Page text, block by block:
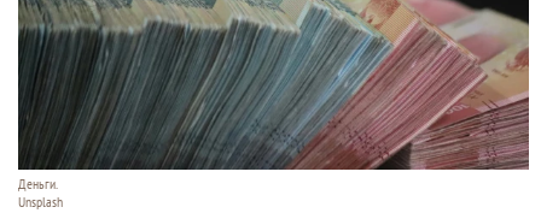
Деньги.
Unsplash